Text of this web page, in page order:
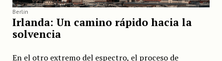
Berlin
Irlanda: Un camino rápido hacia la
solvencia
En el otro extremo del espectro, el proceso de